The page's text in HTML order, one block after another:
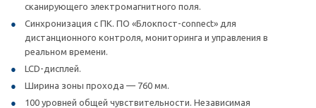
сканирующего электромагнитного поля.
Синхронизация с ПК. ПО «Блокпост-connect» для
дистанционного контроля, мониторинга и управления в
реальном времени.
LCD-дисплей.
Ширина зоны прохода — 760 мм.
100 уровней общей чувствительности. Независимая